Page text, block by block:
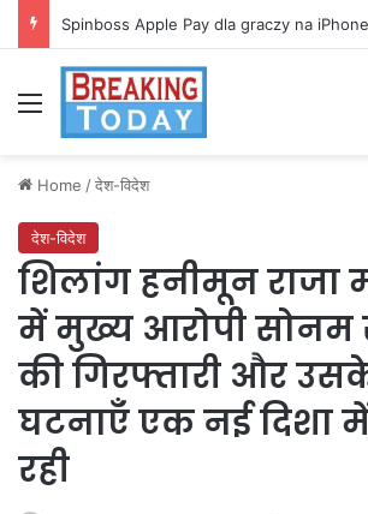
Spinboss Apple Pay dla graczy na iPhone
Menu
Home /देश-विदेश
देश-विदेश
शिलांग हनीमून राजा
में मुख्य आरोपी सोनम
की गिरफ्तारी और
घटनाएँ एक नई दिशा
रही